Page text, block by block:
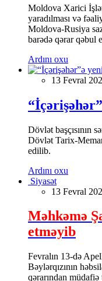
Moldova Xarici
yaradılması və
Moldova-Rusiya
barədə qərar qəbul
Ardını oxu
13 Fevral
Dövlət başçısının
Dövlət Tarix-
edilib.
Ardını oxu
Siyasət
13 Fevral
Məhkəmə
etməyib
Fevralın 13-də
Bəylərqızının
qərarından